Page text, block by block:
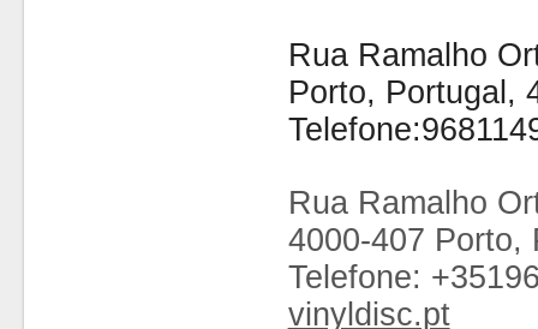
Rua Ramalho
Porto, Portugal,
Rua Ramalho
4000-407 Porto,
Telefone:
vinyldisc.pt